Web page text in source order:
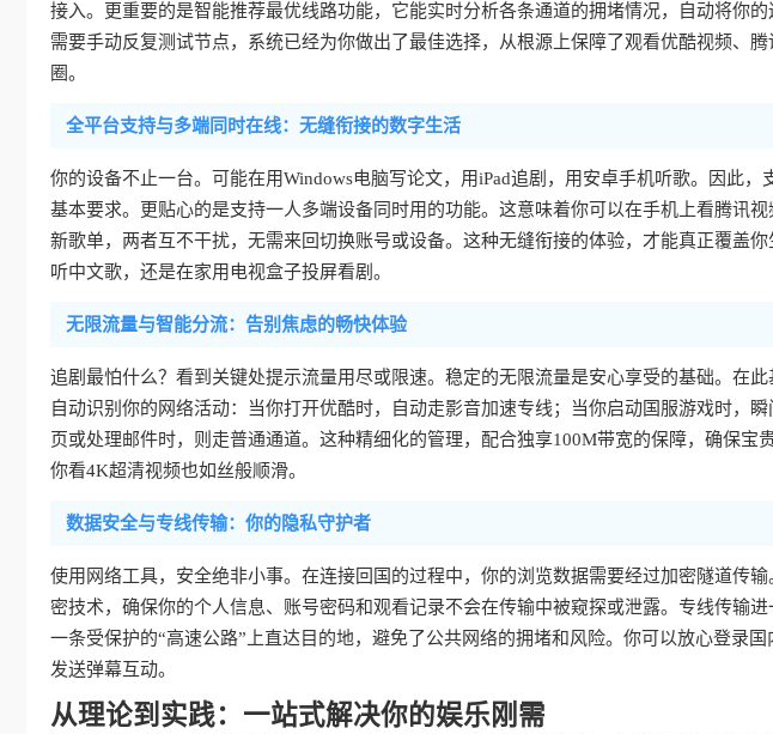
接入。更重要的是智能推荐最优线路功能，它能实时分析各条通道的拥堵情况，自动将你
需要手动反复测试节点，系统已经为你做出了最佳选择，从根源上保障了观看优酷视频、
圈。
全平台支持与多端同时在线：无缝衔接的数字生活
你的设备不止一台。可能在用Windows电脑写论文，用iPad追剧，用安卓手机听歌。因此，
基本要求。更贴心的是支持一人多端设备同时用的功能。这意味着你可以在手机上看腾讯
新歌单，两者互不干扰，无需来回切换账号或设备。这种无缝衔接的体验，才能真正覆盖
听中文歌，还是在家用电视盒子投屏看剧。
无限流量与智能分流：告别焦虑的畅快体验
追剧最怕什么？看到关键处提示流量用尽或限速。稳定的无限流量是安心享受的基础。在
自动识别你的网络活动：当你打开优酷时，自动走影音加速专线；当你启动国服游戏时，
页或处理邮件时，则走普通通道。这种精细化的管理，配合独享100M带宽的保障，确保宝
你看4K超清视频也如丝般顺滑。
数据安全与专线传输：你的隐私守护者
使用网络工具，安全绝非小事。在连接回国的过程中，你的浏览数据需要经过加密隧道传
密技术，确保你的个人信息、账号密码和观看记录不会在传输中被窥探或泄露。专线传输
一条受保护的“高速公路”上直达目的地，避免了公共网络的拥堵和风险。你可以放心登录
发送弹幕互动。
从理论到实践：一站式解决你的娱乐刚需